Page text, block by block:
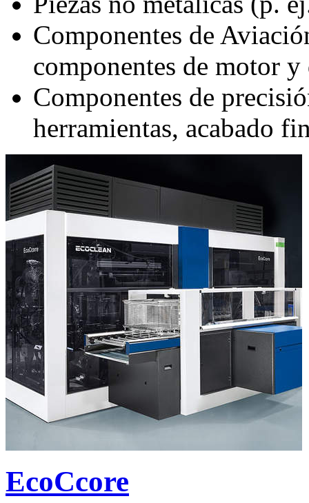
Componentes de
componentes de motor
Componentes de
herramientas, acabado
EcoCcore